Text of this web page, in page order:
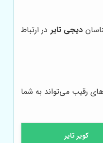
دیجی تایر در ارتباط
رقیب می‌تواند به شما
کویر تایر